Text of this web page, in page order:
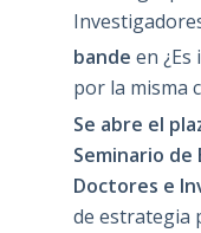
bande en
por la misma
Se abre el
Seminario
Doctores e
de estrategia